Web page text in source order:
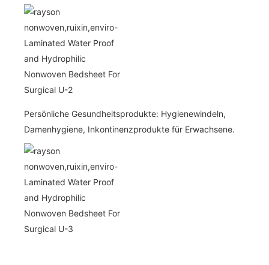
Persönliche Gesundheitsprodukte: Hygienewindeln,
Damenhygiene, Inkontinenzprodukte für Erwachsene.